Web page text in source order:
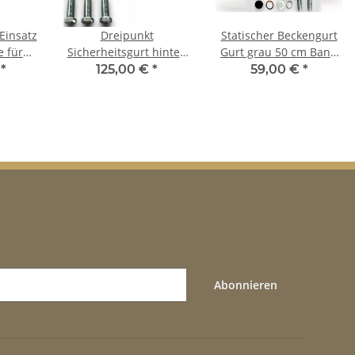
für
*
Dreipunkt
Sicherheitsgurt hinten
30cm Bandschloss
125,00 € *
Statischer Beckengurt
Gurt grau 50 cm Band
für Mercedes W124
59,00 € *
Abonnieren